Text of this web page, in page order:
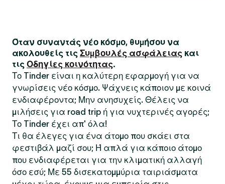
Όταν συναντάς νέο κόσμο, θυμήσου να
ακολουθείς τις Συμβουλές ασφάλειας και
τις Οδηγίες κοινότητας.
Το Tinder είναι η καλύτερη εφαρμογή για να
γνωρίσεις νέο κόσμο. Ψάχνεις κάποιον με κοινά
ενδιαφέροντα; Μην ανησυχείς. Θέλεις να
μιλήσεις για road trip ή για νυχτερινές αγορές;
Το Tinder έχει απ' όλα!
Τι θα έλεγες για ένα άτομο που σκάει στα
φεστιβάλ μαζί σου; Ή απλά για κάποιο άτομο
που ενδιαφέρεται για την κλιματική αλλαγή
όσο εσύ; Με 55 δισεκατομμύρια ταιριάσματα